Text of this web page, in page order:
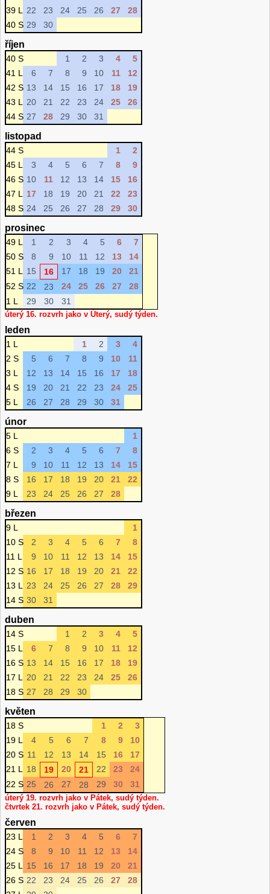
39 L
22 23 24 25 26 27
28
40 S 29 30
říjen
40 S 1 2 3 4
5
41 L
6 7 8 9 10 11
12
42 S 13 14 15 16 17 18
19
43 L
20 21 22 23 24 25
26
44 S 27 28 29 30 31
listopad
44 S 1
2
45 L
3 4 5 6 7 8
9
46 S 10 11 12 13 14 15
16
47 L
17 18 19 20 21 22
23
48 S 24 25 26 27 28 29 30
prosinec
49 L 1 2 3 4 5 6
7
50 S
8 9 10 11 12 13
14
51 L
15 16 17 18 19 20
21
52 S 22 23 24 25 26 27
28
1 L
29 30 31
úterý 16. rozvrh jako v Úterý, sudý týden.
leden
1 L 1 2 3
4
2 S
5 6 7 8 9 10
11
3 L
12 13 14 15 16 17
18
4 S
19 20 21 22 23 24
25
5 L
26 27 28 29 30 31
únor
5 L
1
6 S
2 3 4 5 6 7
8
7 L
9 10 11 12 13 14
15
8 S
16 17 18 19 20 21
22
9 L
23 24 25 26 27 28
březen
9 L
1
10 S
2 3 4 5 6 7
8
11 L
9 10 11 12 13 14
15
12 S 16 17 18 19 20 21
22
13 L
23 24 25 26 27 28
29
14 S 30 31
duben
14 S 1 2 3 4
5
15 L
6 7 8 9 10 11
12
16 S 13 14 15 16 17 18
19
17 L
20 21 22 23 24 25
26
18 S 27 28 29 30
květen
18 S 1 2
3
19 L
4 5 6 7 8 9
10
20 S 11 12 13 14 15 16
17
21 L
18 19 20 21 22 23
24
22 S 25 26 27 28 29 30 31
úterý 19. rozvrh jako v Pátek, sudý týden.
čtvrtek 21. rozvrh jako v Pátek, sudý týden.
červen
23 L 1 2 3 4 5 6
7
24 S
8 9 10 11 12 13
14
25 L
15 16 17 18 19 20
21
26 S 22 23 24 25 26 27
28